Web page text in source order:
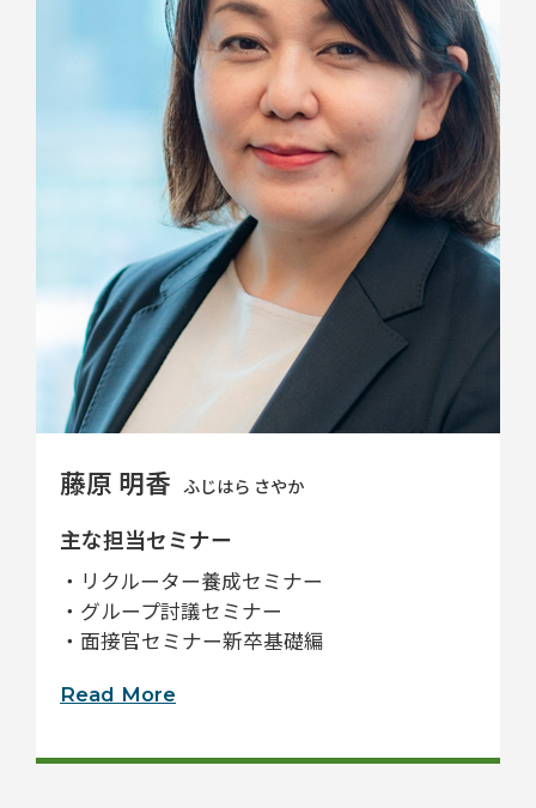
藤原 明香 ふじはら さやか
主な担当セミナー
・リクルーター養成セミナー
・グループ討議セミナー
・面接官セミナー新卒基礎編
Read More